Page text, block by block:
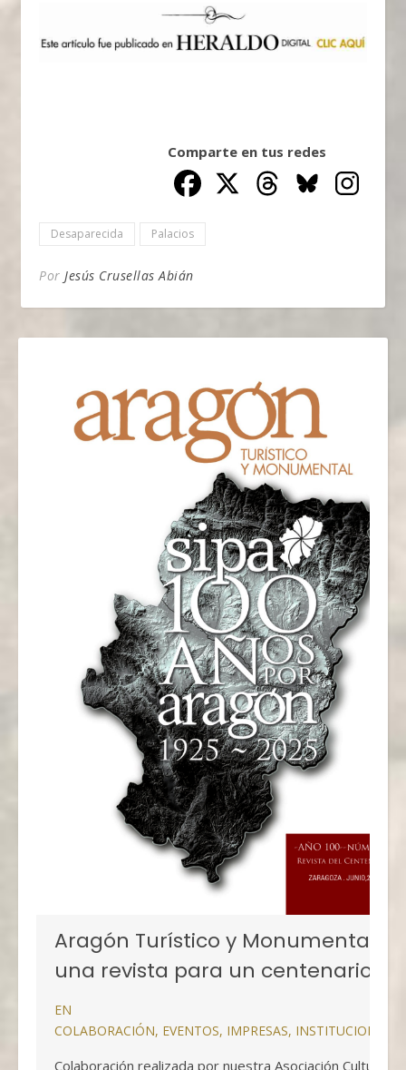
Comparte en tus redes
Desaparecida Palacios
Por Jesús Crusellas Abián
Aragón Turístico y Monumental,
una revista para un centenario
EN
COLABORACIÓN, EVENTOS, IMPRESAS, INSTITUCIONALES
Colaboración realizada por nuestra Asociación Cultural